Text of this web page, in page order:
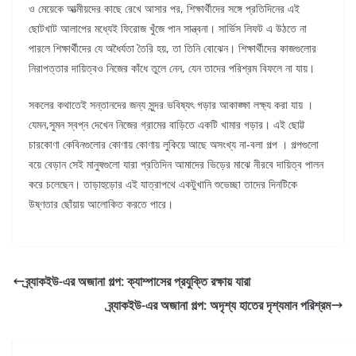
ও মেয়েকে আত্মীয়দের কাছে রেখে আসার পর, শিক্ষার্থীদের সঙ্গে প্রতিদিনের এই
ছোটখাট আলাপের মধ্যেই ফিরোজ খুঁজে পান সান্ত্বনা। সার্ভিস লিফট এ উঠতে না
পারলে শিক্ষার্থীদের যে অধৈর্যতা তৈরি হয়, তা তিনি বোঝেন। শিক্ষার্থীদের কাজগুলোর
নিরাপত্তার দায়িত্বও নিজের কাঁধে তুলে নেন, যেন তাদের পরিশ্রম বিফলে না যায়।
সকলের কথাতেই সন্তানদের জন্য সুন্দর ভবিষ্যৎ গড়ার আকাঙ্ক্ষা লক্ষ্য করা যায় ।
যেমন,সুমন স্বপ্ন দেখেন নিজের গ্রামের বাড়িতে একটি খামার গড়ার। এই ছোট্ট
চারকোণা কেবিনগুলোর কোণায় কোণায় লুকিয়ে আছে অসংখ্য না-বলা গল্প । গল্পগুলো
বয়ে বেড়ান সেই মানুষগুলো যারা প্রতিদিন আমাদের ভিড়ের মাঝে নীরবে দায়িত্ব পালন
করে চলেছেন। তাড়াহুড়োর এই যাত্রাপথে একটুখানি শুভেচ্ছা তাদের দিনটিকে
উষ্ণতার ছোঁয়ায় আলোকিত করতে পারে।
ব্র্যাকইউ-এর অজানা গল্প: ক্যাম্পাসের প্রযুক্তি রক্ষায় যারা
ব্র্যাকইউ-এর অজানা গল্প: অদৃশ্য হাতের দৃশ্যমান পরিশ্রম